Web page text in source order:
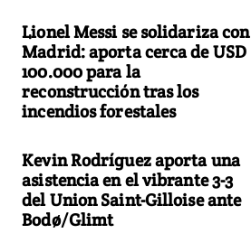
Lionel Messi se solidariza con
Madrid: aporta cerca de USD
100.000 para la
reconstrucción tras los
incendios forestales
Kevin Rodríguez aporta una
asistencia en el vibrante 3-3
del Union Saint-Gilloise ante
Bodø/Glimt